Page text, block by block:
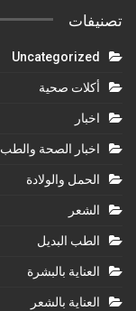
تصنيفات
Uncategorized
أكلات صحية
اخبار
اخبار الصحة والطب
الحمل والولادة
الشعر
الطب البديل
العناية بالبشرة
العناية بالشعر